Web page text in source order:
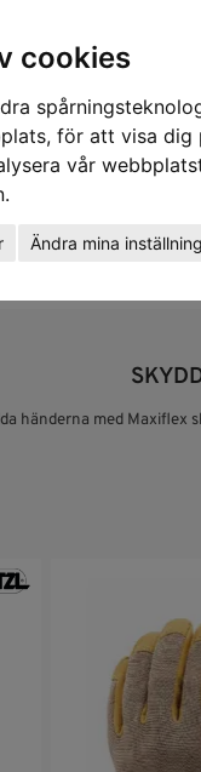
cookies
för att visa dig
vår
Ändra mina
händerna med Maxiflex